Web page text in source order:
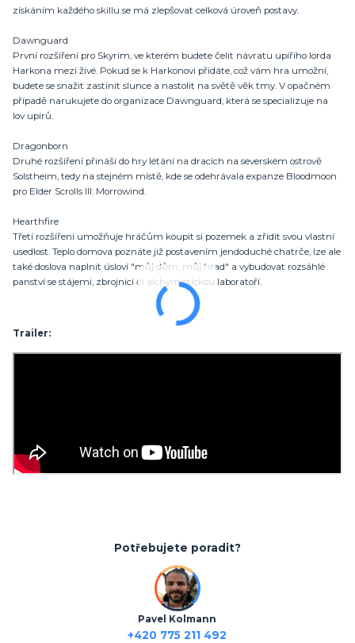
získáním každého skillu se má zlepšovat celková úroveň postavy.
Dawnguard
První rozšíření pro Skyrim, ve kterém budete čelit návratu upířího lorda
Harkona mezi živé. Pokud se k Harkonovi přidáte, což vám hra umožní,
budete se snažit zastínit slunce a nastolit na světě věk tmy. V opačném
případě narukujete do organizace Dawnguard, která se specializuje na
lov upírů.
Dragonborn
Druhé rozšíření přináší do hry létání na dracích na severském ostrově
Solstheim, tedy na stejném místě, kde se odehrávala expanze Bloodmoon
pro Elder Scrolls III: Morrowind.
Hearthfire
Třetí rozšíření umožňuje hráčům koupit si pozemek a zřídit svou vlastní
usedlost. Teplo domova poznáte již postavením jendoduché chatrče, lze ale
také doslova naplnit úsloví "můj dům, můj hrad" a vybudovat rozsáhlé
panství se stájemi, zbrojnicí či alchymistickou laboratoří.
Trailer:
Potřebujete poradit?
Pavel Kolmann
+420 775 211 492